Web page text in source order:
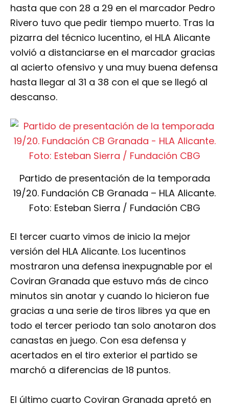
hasta que con 28 a 29 en el marcador Pedro
Rivero tuvo que pedir tiempo muerto. Tras la
pizarra del técnico lucentino, el HLA Alicante
volvió a distanciarse en el marcador gracias
al acierto ofensivo y una muy buena defensa
hasta llegar al 31 a 38 con el que se llegó al
descanso.
Partido de presentación de la temporada
19/20. Fundación CB Granada – HLA Alicante.
Foto: Esteban Sierra / Fundación CBG
El tercer cuarto vimos de inicio la mejor
versión del HLA Alicante. Los lucentinos
mostraron una defensa inexpugnable por el
Coviran Granada que estuvo más de cinco
minutos sin anotar y cuando lo hicieron fue
gracias a una serie de tiros libres ya que en
todo el tercer periodo tan solo anotaron dos
canastas en juego. Con esa defensa y
acertados en el tiro exterior el partido se
marchó a diferencias de 18 puntos.
El último cuarto Coviran Granada apretó en